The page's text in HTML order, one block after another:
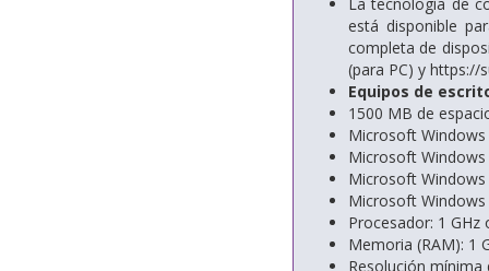
está disponible
completa de
(para PC) y https://
Equipos de
1500 MB de
Microsoft
Microsoft
Microsoft
Microsoft
Procesador: 1 GHz
Memoria (RAM): 1
Resolución mínima